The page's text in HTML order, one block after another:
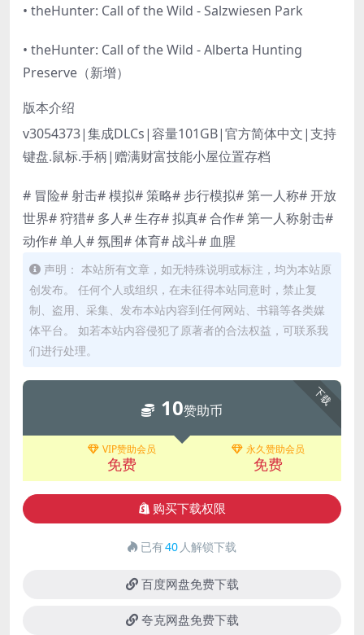
• theHunter: Call of the Wild - Salzwiesen Park
• theHunter: Call of the Wild - Alberta Hunting
Preserve（新增）
版本介绍
v3054373|集成DLCs|容量101GB|官方简体中文|支持
键盘.鼠标.手柄|赠满财富技能小屋位置存档
# 冒险# 射击# 模拟# 策略# 步行模拟# 第一人称# 开放
世界# 狩猎# 多人# 生存# 拟真# 合作# 第一人称射击#
动作# 单人# 氛围# 体育# 战斗# 血腥
声明： 本站所有文章，如无特殊说明或标注，均为本站原
创发布。 任何个人或组织，在未征得本站同意时，禁止复
制、盗用、采集、发布本站内容到任何网站、书籍等各类媒
体平台。 如若本站内容侵犯了原著者的合法权益，可联系我
们进行处理。
下载
10赞助币
VIP赞助会员
免费
永久赞助会员
免费
购买下载权限
已有40 人解锁下载
百度网盘免费下载
夸克网盘免费下载